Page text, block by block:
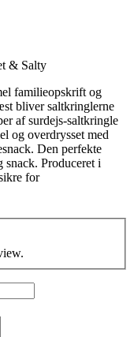
& Salty
familieopskrift og
bliver saltkringlerne
af surdejs-saltkringle
og overdrysset med
Den perfekte
snack. Produceret i
for